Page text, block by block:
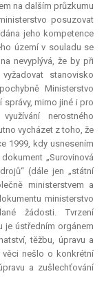
na dalším průzkumu
posuzovat
jeho kompetence
území v souladu se
nevyplývá, že by při
stanovisko
Ministerstvo
mimo jiné i pro
nerostného
vycházet z toho, že
1999, kdy usnesením
„Surovinová
(dále jen „státní
ministerstvem a
ministerstvo
žádosti. Tvrzení
je ústředním orgánem
těžbu, úpravu a
nešlo o konkrétní
a zušlechťování